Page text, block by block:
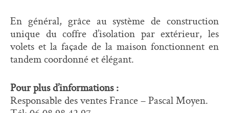
En général, grâce au système de construction
unique du coffre d’isolation par extérieur, les
volets et la façade de la maison fonctionnent en
tandem coordonné et élégant.
Pour plus d’informations :
Responsable des ventes France – Pascal Moyen.